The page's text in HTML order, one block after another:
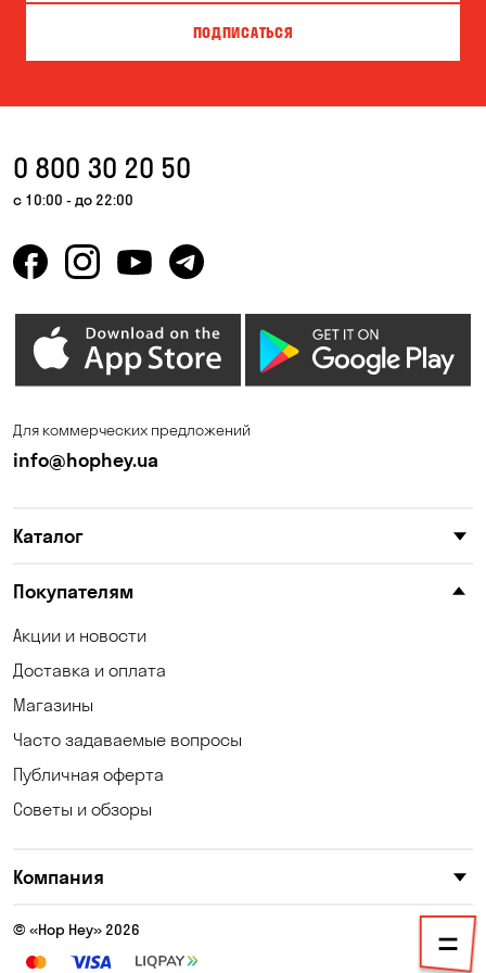
Вита-Почтовая Вишневое
Горишние Плавни
Елизаветовка Зазимье
Калиновка
Киев
Княжичи
Котовка
Кременчуг
Кривуши
ПОДПИСАТЬСЯ
0 800 30 20 50
с 10:00 - до 22:00
Для коммерческих предложений
info@hophey.ua
Каталог
Покупателям
Акции и новости
Доставка и оплата
Магазины
Часто задаваемые вопросы
Публичная оферта
Советы и обзоры
Компания
© «Hop Hey» 2026